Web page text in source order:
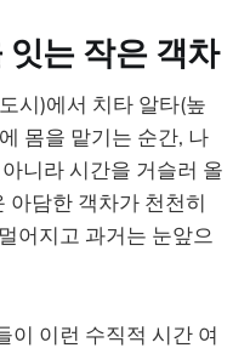
는 작은 객차
시)에서 치타 알타(높
몸을 맡기는 순간, 나
니라 시간을 거슬러 올
아담한 객차가 천천히
어지고 과거는 눈앞으
이 이런 수직적 시간 여